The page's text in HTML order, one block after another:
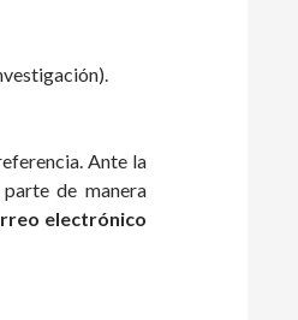
Ante la
de manera
electrónico